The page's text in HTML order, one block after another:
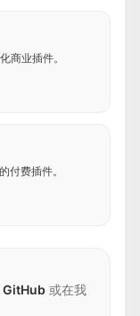
商业插件。
付费插件。
GitHub 或在我